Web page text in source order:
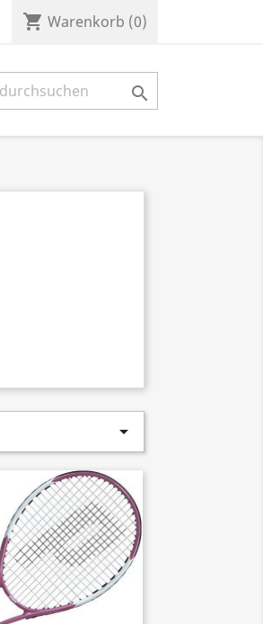
shopping_cart Warenkorb (0)

